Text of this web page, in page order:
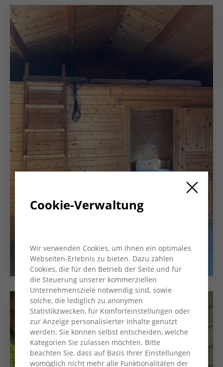
Cookie-Verwaltung
Wir verwenden Cookies, um Ihnen ein optimales
Webseiten-Erlebnis zu bieten. Dazu zählen
Cookies, die für den Betrieb der Seite und für
die Steuerung unserer kommerziellen
Unternehmensziele notwendig sind, sowie
solche, die lediglich zu anonymen
Statistikzwecken, für Komforteinstellungen oder
zur Anzeige personalisierter Inhalte genutzt
werden. Sie können selbst entscheiden, welche
Kategorien Sie zulassen möchten. Bitte
beachten Sie, dass auf Basis Ihrer Einstellungen
womöglich nicht mehr alle Funktionalitäten der